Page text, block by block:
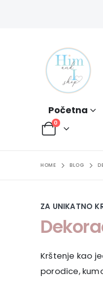
Početna
0
HOME BLOG
ZA UNIKATNO
Krštenje kao
porodice,